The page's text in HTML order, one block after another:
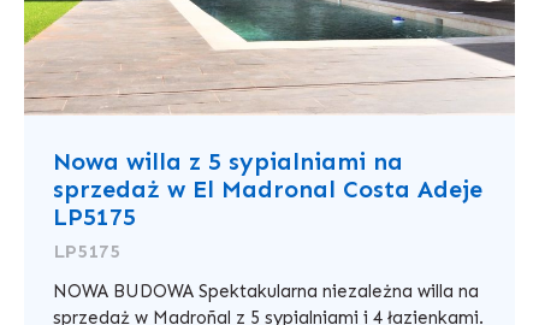
Nowa willa z 5 sypialniami na
sprzedaż w El Madronal Costa Adeje
LP5175
LP5175
NOWA BUDOWA Spektakularna niezależna willa na
sprzedaż w Madroñal z 5 sypialniami i 4 łazienkami.